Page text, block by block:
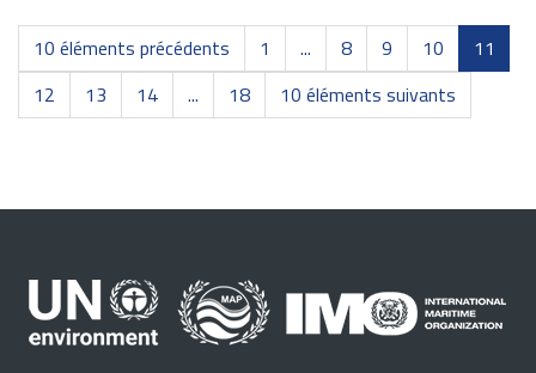
10 éléments précédents 1 ... 8 9 10
11
12
13 14 ... 18 10 éléments suivants